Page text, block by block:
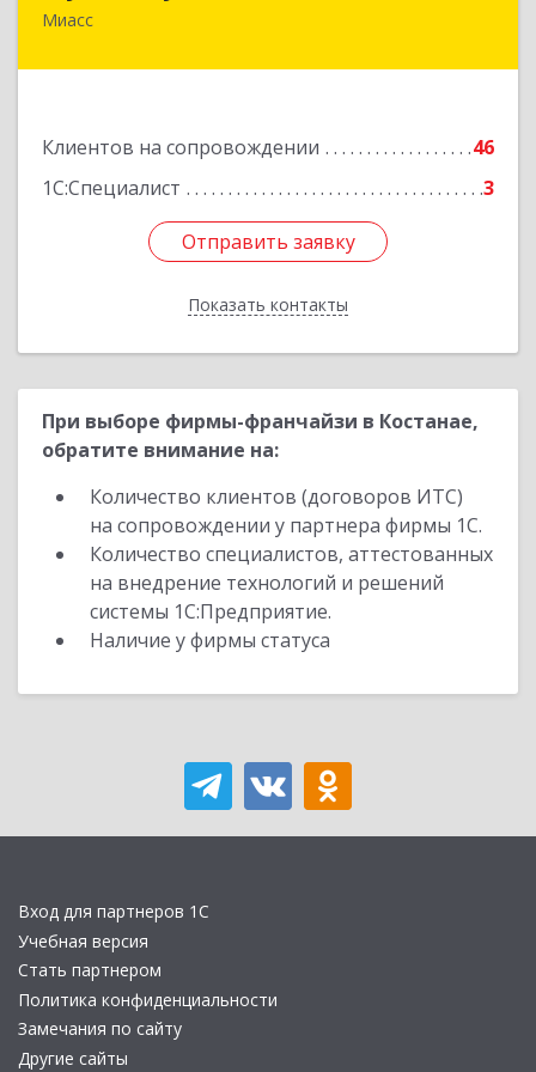
Миасс
Клиентов на сопровождении
46
1С:Специалист
3
Отправить заявку
Показать контакты
456318, Челябинская обл, Миасс г, Жуковского
Отправить заявку
Назад
При выборе фирмы-франчайзи в Костанае,
обратите внимание на:
Количество клиентов (договоров ИТС)
на сопровождении у партнера фирмы 1С.
Количество специалистов, аттестованных
на внедрение технологий и решений
системы 1С:Предприятие.
Наличие у фирмы статуса
Вход для партнеров 1С
Учебная версия
Стать партнером
Политика конфиденциальности
Замечания по сайту
Другие сайты